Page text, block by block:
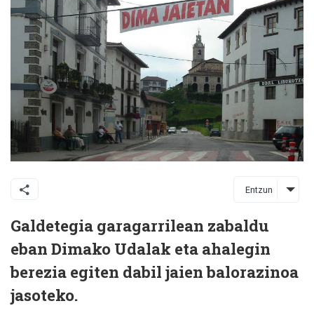
Entzun
Galdetegia garagarrilean zabaldu
eban Dimako Udalak eta ahalegin
berezia egiten dabil jaien balorazinoa
jasoteko.